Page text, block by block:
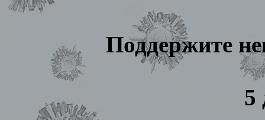
Поддержите
5